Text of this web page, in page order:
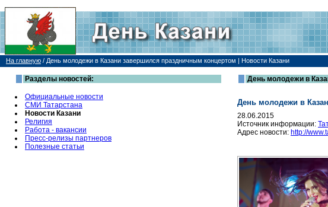
На главную / День молодежи в Казани завершился праздничным концертом | Новости Казани
Разделы новостей:
Официальные новости
СМИ Татарстана
Новости Казани
Религия
Работа - вакансии
Пресс-релизы партнеров
Полезные статьи
День молодежи в
День молодежи в
28.06.2015
Источник информации:
Адрес новости: http://